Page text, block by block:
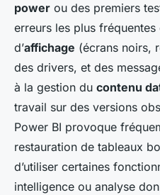
power ou des premiers
erreurs les plus
d’affichage (écrans noirs,
des drivers, et des
à la gestion du contenu
travail sur des versions
Power BI provoque
restauration de tableaux
d’utiliser certaines
intelligence ou analyse